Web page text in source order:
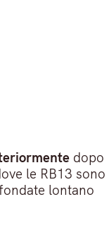
dopo
le RB13 sono
lontano